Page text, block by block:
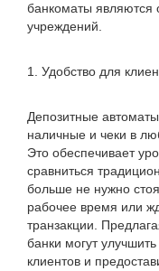
банкоматы являются
учреждений.
1. Удобство для
Депозитные
наличные и чеки в
Это обеспечивает
сравниться
больше не нужно
рабочее время или
транзакции.
банки могут
клиентов и